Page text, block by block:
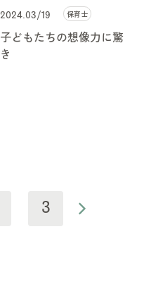
2024.03/19 保育士
子どもたちの想像力に驚
き
3